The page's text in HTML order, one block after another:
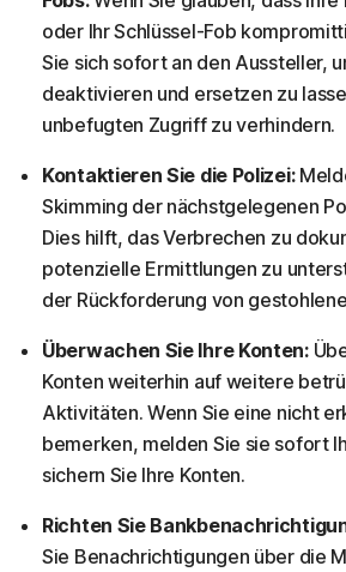
oder Ihr Schlüssel-Fob
Sie sich sofort an den Aussteller,
deaktivieren und ersetzen zu
unbefugten Zugriff zu verhindern.
Kontaktieren Sie die Polizei:
Skimming der nächstgelegenen
Dies hilft, das Verbrechen zu
potenzielle Ermittlungen zu
der Rückforderung von
Überwachen Sie Ihre Konten:
Konten weiterhin auf weitere
Aktivitäten. Wenn Sie eine nicht
bemerken, melden Sie sie sofort
sichern Sie Ihre Konten.
Richten Sie
Sie Benachrichtigungen über die